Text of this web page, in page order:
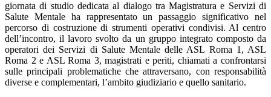
giornata di studio dedicata al dialogo tra Magistratura e Servizi di
Salute Mentale ha rappresentato un passaggio significativo nel
percorso di costruzione di strumenti operativi condivisi. Al centro
dell’incontro, il lavoro svolto da un gruppo integrato composto da
operatori dei Servizi di Salute Mentale delle ASL Roma 1, ASL
Roma 2 e ASL Roma 3, magistrati e periti, chiamati a confrontarsi
sulle principali problematiche che attraversano, con responsabilità
diverse e complementari, l’ambito giudiziario e quello sanitario.